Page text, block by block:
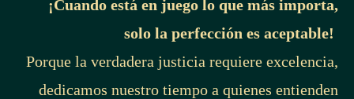
¡Cuando está en juego lo que más importa,
solo la perfección es aceptable!
Porque la verdadera justicia requiere excelencia,
dedicamos nuestro tiempo a quienes entienden